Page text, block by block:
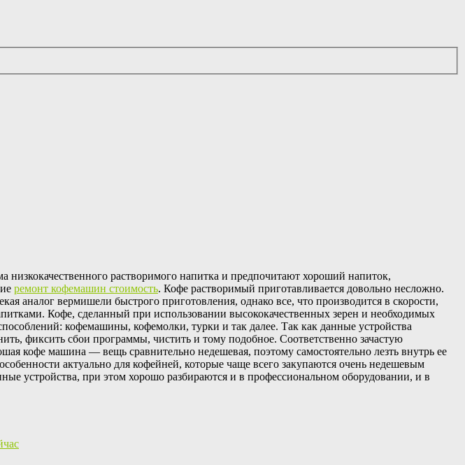
растворимого напитка и предпочитают хороший напиток,
ремонт кофемашин стоимость. Кофе растворимый приготавливается довольно несложно.
аналог вермишели быстрого приготовления, однако все, что производится в скорости,
Кофе, сделанный при использовании высококачественных зерен и необходимых
кофемашины, кофемолки, турки и так далее. Так как данные устройства
фиксить сбои программы, чистить и тому подобное. Соответственно зачастую
кофе машина — вещь сравнительно недешевая, поэтому самостоятельно лезть внутрь ее
актуально для кофейней, которые чаще всего закупаются очень недешевым
устройства, при этом хорошо разбираются и в профессиональном оборудовании, и в